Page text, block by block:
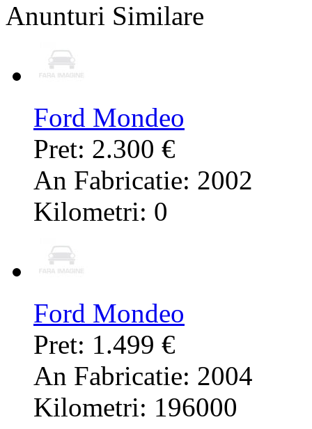
Anunturi Similare
Ford Mondeo
Pret: 2.300 €
An Fabricatie: 2002
Kilometri: 0
Ford Mondeo
Pret: 1.499 €
An Fabricatie: 2004
Kilometri: 196000